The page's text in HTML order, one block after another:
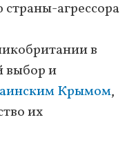
агрессора
в
выбор и
Крымом,
их